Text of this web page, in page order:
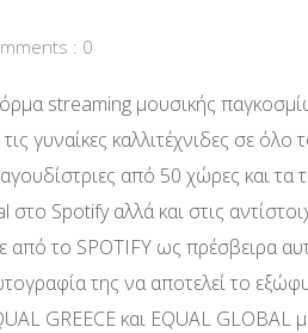
: 0
streaming μουσικής
γυναίκες καλλιτέχνιδες σε
από 50 χώρες και τα
Spotify αλλά και στις
από το SPOTIFY ως πρέσβειρα
της να αποτελεί το
GREECE και EQUAL